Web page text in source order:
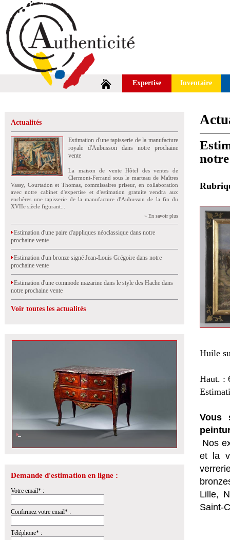
Expertise Inventaire
Actualités
Estimation d'une tapisserie de la manufacture
royale d'Aubusson dans notre prochaine
vente
La maison de vente Hôtel des ventes de
Clermont-Ferrand sous le marteau de Maîtres
Vassy, Courtadon et Thomas, commissaires priseur, en collaboration
avec notre cabinet d'expertise et d'estimation gratuite vendra aux
enchères une tapisserie de la manufacture d'Aubusson de la fin du
XVIIe siècle figurant...
» En savoir plus
Estimation d'une paire d'appliques néoclassique dans notre
prochaine vente
Estimation d'un bronze signé Jean-Louis Grégoire dans notre
prochaine vente
Estimation d'une commode mazarine dans le style des Hache dans
notre prochaine vente
Voir toutes les actualités
Demande d'estimation en ligne :
Votre email* :
Confirmez votre email* :
Téléphone* :
Huile
Haut. :
Vous
Nos
et la
Lille,
Saint-